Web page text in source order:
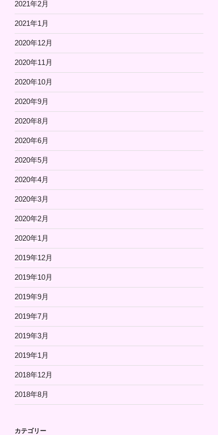
2021年2月
2021年1月
2020年12月
2020年11月
2020年10月
2020年9月
2020年8月
2020年6月
2020年5月
2020年4月
2020年3月
2020年2月
2020年1月
2019年12月
2019年10月
2019年9月
2019年7月
2019年3月
2019年1月
2018年12月
2018年8月
カテゴリー